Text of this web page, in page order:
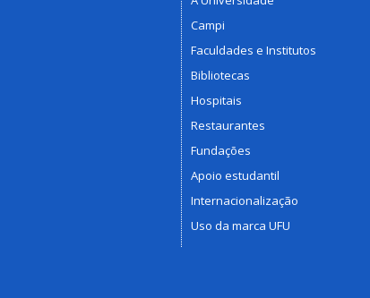
Campi
Faculdades e Institutos
Bibliotecas
Hospitais
Restaurantes
Fundações
Apoio estudantil
Internacionalização
Uso da marca UFU